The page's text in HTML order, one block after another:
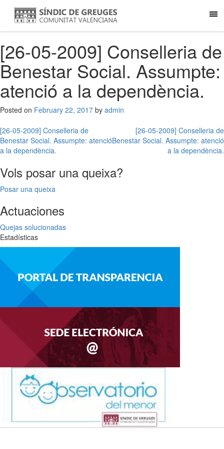
[26-05-2009] Conselleria de
Benestar Social. Assumpte:
atenció a la dependència.
Posted on February 22, 2017 by admin
Post
navigation
[26-05-2009] Conselleria de
Benestar Social. Assumpte: atenció
a la dependència.
[26-05-2009] Conselleria de
Benestar Social. Assumpte: atenció
a la dependència.
Vols posar una queixa?
Posar una queixa
Actuaciones
Quejas solucionadas
Estadísticas